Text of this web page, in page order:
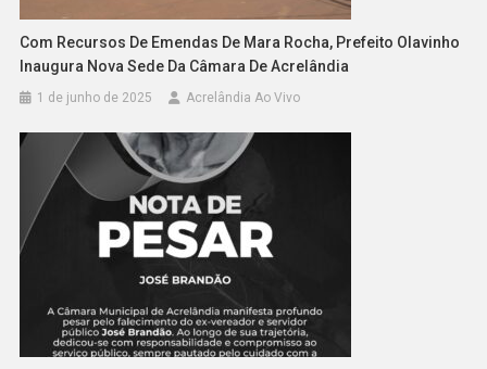
Com Recursos De Emendas De Mara Rocha, Prefeito Olavinho
Inaugura Nova Sede Da Câmara De Acrelândia
1 de junho de 2025 Acrelândia Ao Vivo